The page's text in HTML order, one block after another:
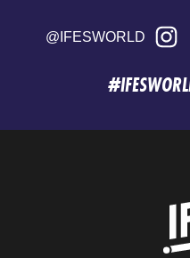
@IFESWORLD